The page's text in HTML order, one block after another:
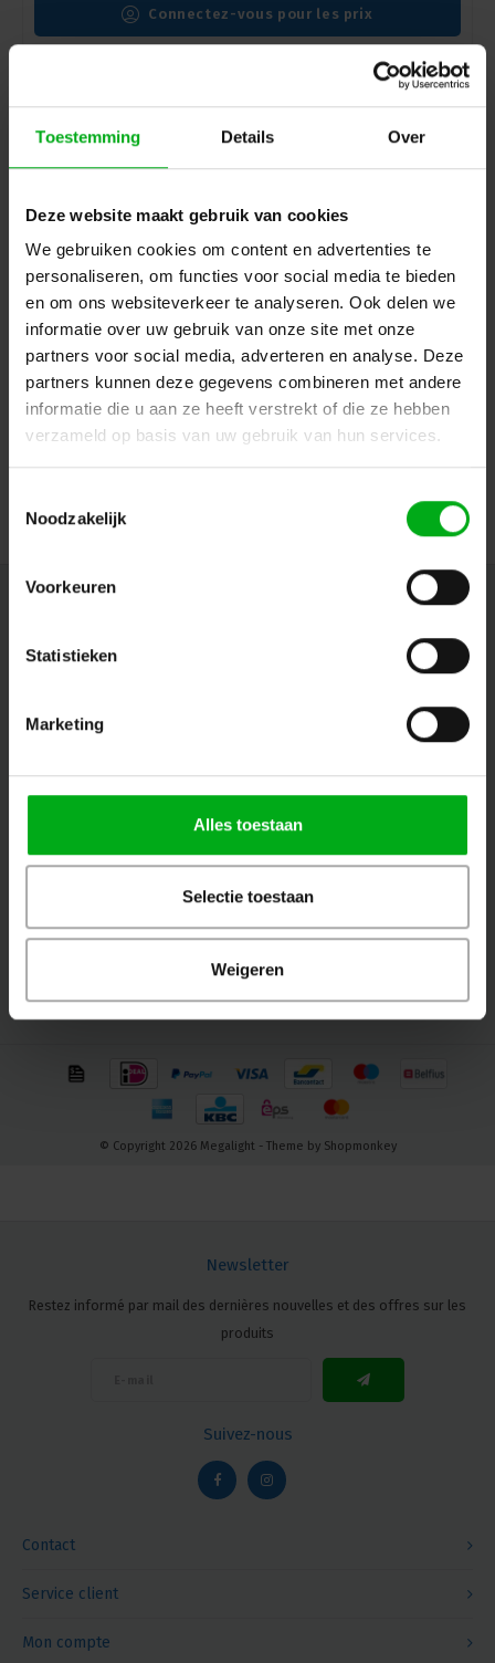
Toestemming Details Over
Deze website maakt gebruik van cookies
We gebruiken cookies om content en advertenties te
personaliseren, om functies voor social media te bieden
en om ons websiteverkeer te analyseren. Ook delen we
informatie over uw gebruik van onze site met onze
partners voor social media, adverteren en analyse. Deze
partners kunnen deze gegevens combineren met andere
informatie die u aan ze heeft verstrekt of die ze hebben
verzameld op basis van uw gebruik van hun services.
Noodzakelijk
Voorkeuren
Statistieken
Marketing
Alles toestaan
Selectie toestaan
Weigeren
Connectez-vous pour les prix
SPX | ILYAD Led Fresnel TW | Puissance : 40W
SPX* |PRI01776
Angle d'ouverture : 42°, Commande : 2 Dim locaux, Fixation : Fixation par crochet, Couleur : Noir
Restez informé par mail des dernières nouvelles et des offres sur les
Suivez-nous
Service client
© Copyright 2026 Megalight - Theme by Shopmonkey
Contact
Newsletter
Restez informé par mail des dernières nouvelles et des offres sur les
produits
Suivez-nous
Service client
Mon compte